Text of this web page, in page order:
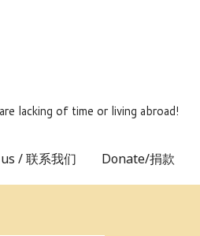
lacking of time or living abroad!
/ 联系我们 Donate/捐款